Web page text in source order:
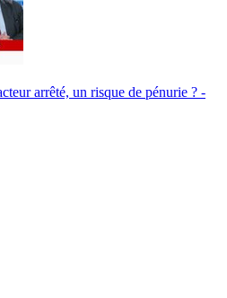
arrêté, un risque de pénurie ? -